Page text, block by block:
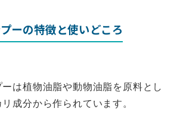
ーの特徴と使いどころ
は植物油脂や動物油脂を原料とし
成分から作られています。